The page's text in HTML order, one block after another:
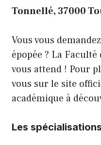
Tonnellé, 37000
Vous vous
épopée ? La
vous attend ! Pour
vous sur le site
académique à
Les